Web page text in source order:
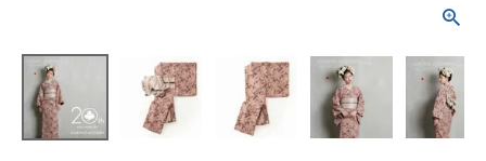
正絹 木綿・麻 ポリエステル その他
価格から探す
羽織